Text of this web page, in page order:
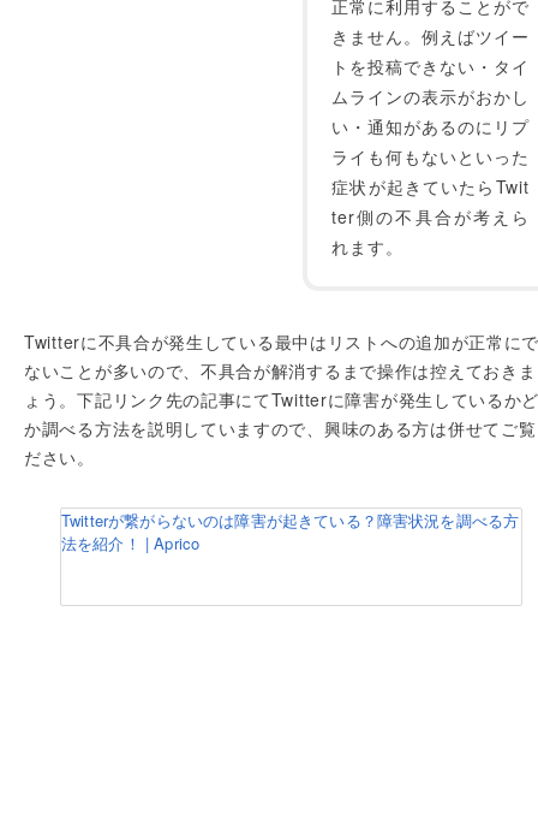
正常に利用することがで
きません。例えばツイー
トを投稿できない・タイ
ムラインの表示がおかし
い・通知があるのにリプ
ライも何もないといった
症状が起きていたらTwit
ter側の不具合が考えら
れます。
Twitterに不具合が発生している最中はリストへの追加が正常に
ないことが多いので、不具合が解消するまで操作は控えておき
ょう。下記リンク先の記事にてTwitterに障害が発生しているか
か調べる方法を説明していますので、興味のある方は併せてご
ださい。
Twitterが繋がらないのは障害が起きている？障害状況を調べる方
法を紹介！ | Aprico